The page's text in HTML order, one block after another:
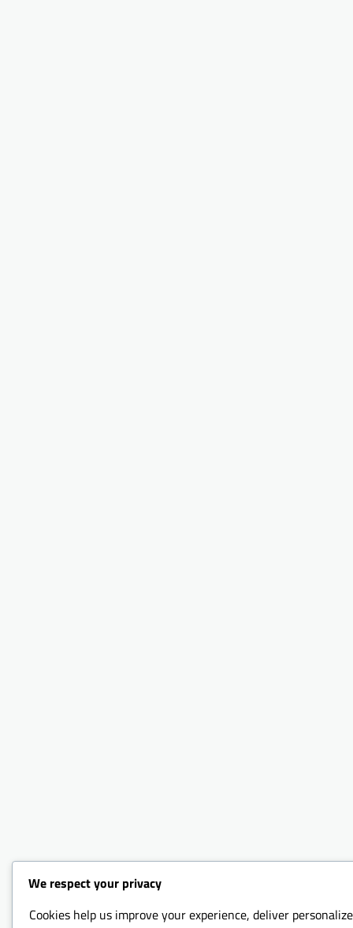
We respect your privacy
Cookies help us improve your experience, deliver